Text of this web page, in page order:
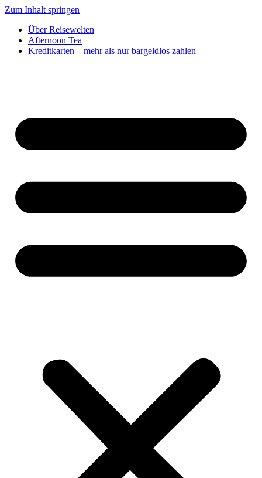
Zum Inhalt springen
Über Reisewelten
Afternoon Tea
Kreditkarten – mehr als nur bargeldlos zahlen